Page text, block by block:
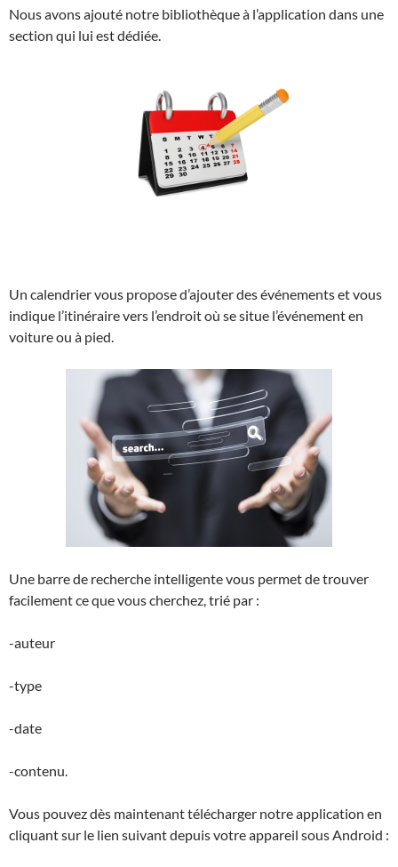
Nous avons ajouté notre bibliothèque à l’application dans une
section qui lui est dédiée.
Un calendrier vous propose d’ajouter des événements et vous
indique l’itinéraire vers l’endroit où se situe l’événement en
voiture ou à pied.
Une barre de recherche intelligente vous permet de trouver
facilement ce que vous cherchez, trié par :
-auteur
-type
-date
-contenu.
Vous pouvez dès maintenant télécharger notre application en
cliquant sur le lien suivant depuis votre appareil sous Android :